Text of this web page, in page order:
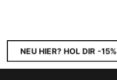
NEU HIER? HOL DIR -15%